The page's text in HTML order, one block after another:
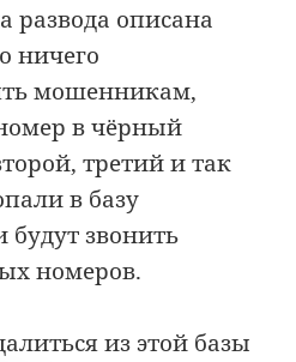
развода описана
ничего
мошенникам,
в чёрный
третий и так
в базу
звонить
номеров.
из этой базы